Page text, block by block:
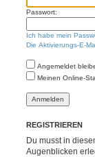
Passwort:
Ich habe mein
Die Aktivierungs-E-
Angemeldet
Meinen Online-
REGISTRIEREN
Du musst in
Augenblicken